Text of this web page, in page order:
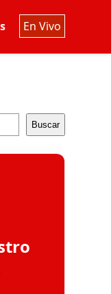
En Vivo
Buscar